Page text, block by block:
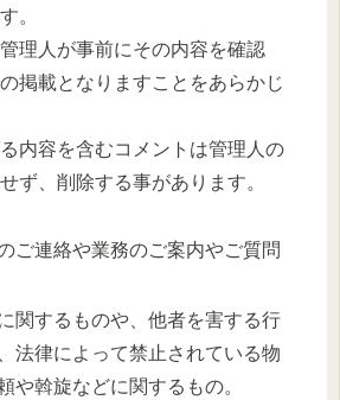
。
理人が事前にその内容を確認
掲載となりますことをあらかじ
内容を含むコメントは管理人の
ず、削除する事があります。
ご連絡や業務のご案内やご質問
関するものや、他者を害する行
法律によって禁止されている物
や斡旋などに関するもの。